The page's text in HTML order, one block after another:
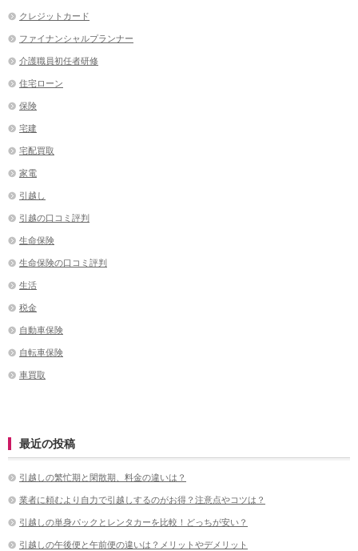
クレジットカード
ファイナンシャルプランナー
介護職員初任者研修
住宅ローン
保険
宅建
宅配買取
家電
引越し
引越の口コミ評判
生命保険
生命保険の口コミ評判
生活
税金
自動車保険
自転車保険
車買取
最近の投稿
引越しの繁忙期と閑散期、料金の違いは？
業者に頼むより自力で引越しするのがお得？注意点やコツは？
引越しの単身パックとレンタカーを比較！どっちが安い？
引越しの午後便と午前便の違いは？メリットやデメリット